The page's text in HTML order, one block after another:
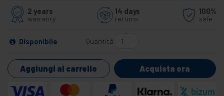
2 years
warranty
14 days
returns
100%
safe
Disponibile Quantità
Aggiungi al carrello Acquista ora